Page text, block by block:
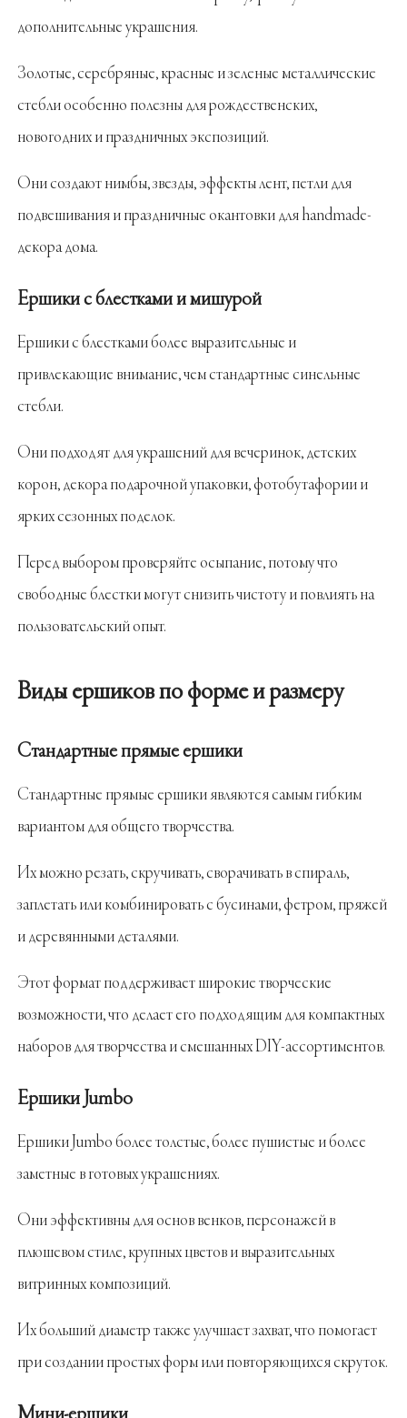
дополнительные украшения.
Золотые, серебряные, красные и зеленые металлические
стебли особенно полезны для рождественских,
новогодних и праздничных экспозиций.
Они создают нимбы, звезды, эффекты лент, петли для
подвешивания и праздничные окантовки для handmade-
декора дома.
Ершики с блестками и мишурой
Ершики с блестками более выразительные и
привлекающие внимание, чем стандартные синельные
стебли.
Они подходят для украшений для вечеринок, детских
корон, декора подарочной упаковки, фотобутафории и
ярких сезонных поделок.
Перед выбором проверяйте осыпание, потому что
свободные блестки могут снизить чистоту и повлиять на
пользовательский опыт.
Виды ершиков по форме и размеру
Стандартные прямые ершики
Стандартные прямые ершики являются самым гибким
вариантом для общего творчества.
Их можно резать, скручивать, сворачивать в спираль,
заплетать или комбинировать с бусинами, фетром, пряжей
и деревянными деталями.
Этот формат поддерживает широкие творческие
возможности, что делает его подходящим для компактных
наборов для творчества и смешанных DIY-ассортиментов.
Ершики Jumbo
Ершики Jumbo более толстые, более пушистые и более
заметные в готовых украшениях.
Они эффективны для основ венков, персонажей в
плюшевом стиле, крупных цветов и выразительных
витринных композиций.
Их больший диаметр также улучшает захват, что помогает
при создании простых форм или повторяющихся скруток.